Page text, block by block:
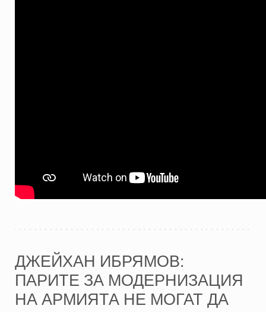
ДЖЕЙХАН ИБРЯМОВ:
ПАРИТЕ ЗА МОДЕРНИЗАЦИЯ
НА АРМИЯТА НЕ МОГАТ ДА